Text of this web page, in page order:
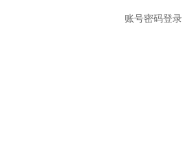
账号密码登录